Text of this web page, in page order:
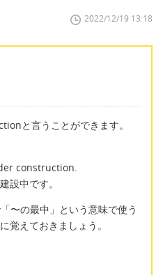
2022/12/19 13:18
と言うことができます。
construction.
設中です。
〜の最中」という意味で使う
覚えておきましょう。